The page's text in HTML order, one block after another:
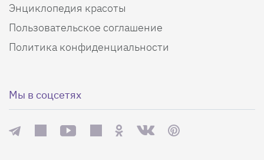
Энциклопедия красоты
Пользовательское соглашение
Политика конфиденциальности
Мы в соцсетях